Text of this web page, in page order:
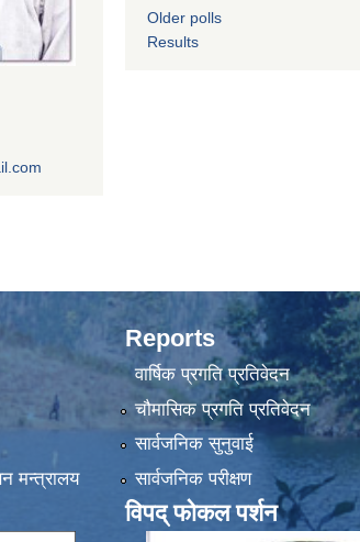
Older polls
Results
मन्त्रालय
Reports
वार्षिक प्रगति प्रतिवेदन
चौमासिक प्रगति प्रतिवेदन
सार्वजनिक सुनुवाई
सार्वजनिक परीक्षण
विपद् फोकल पर्शन